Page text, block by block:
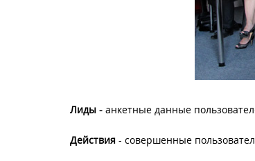
Лиды - анкетные данные
Действия - совершенные